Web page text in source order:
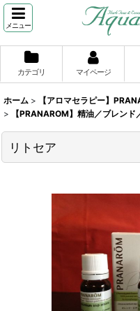
メニュー
カテゴリ マイページ
ホーム >
【アロマセラピー】
>
【PRANAROM】精油／ブレンド
リトセア